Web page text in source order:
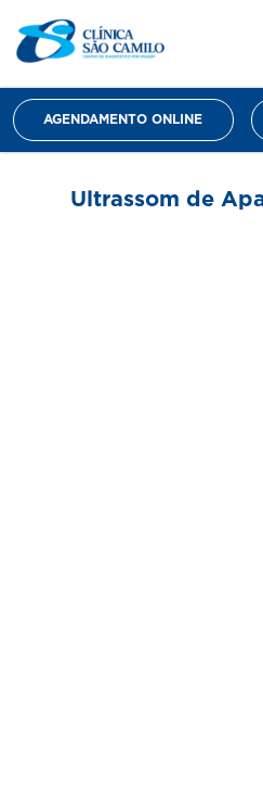
AGENDAMENTO ONLINE
Ultrassom de